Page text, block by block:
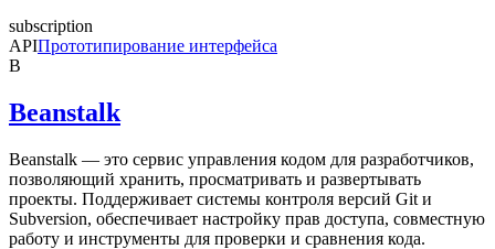
subscription
APIПрототипирование интерфейса
B
Beanstalk
Beanstalk — это сервис управления кодом для разработчиков,
позволяющий хранить, просматривать и развертывать
проекты. Поддерживает системы контроля версий Git и
Subversion, обеспечивает настройку прав доступа, совместную
работу и инструменты для проверки и сравнения кода.